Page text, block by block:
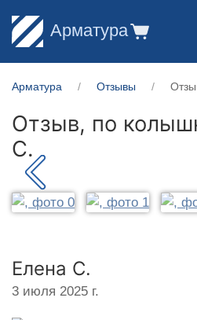
Арматура
Арматура Отзывы
Отзыв, по
С.
Елена С.
3 июля 2025 г.